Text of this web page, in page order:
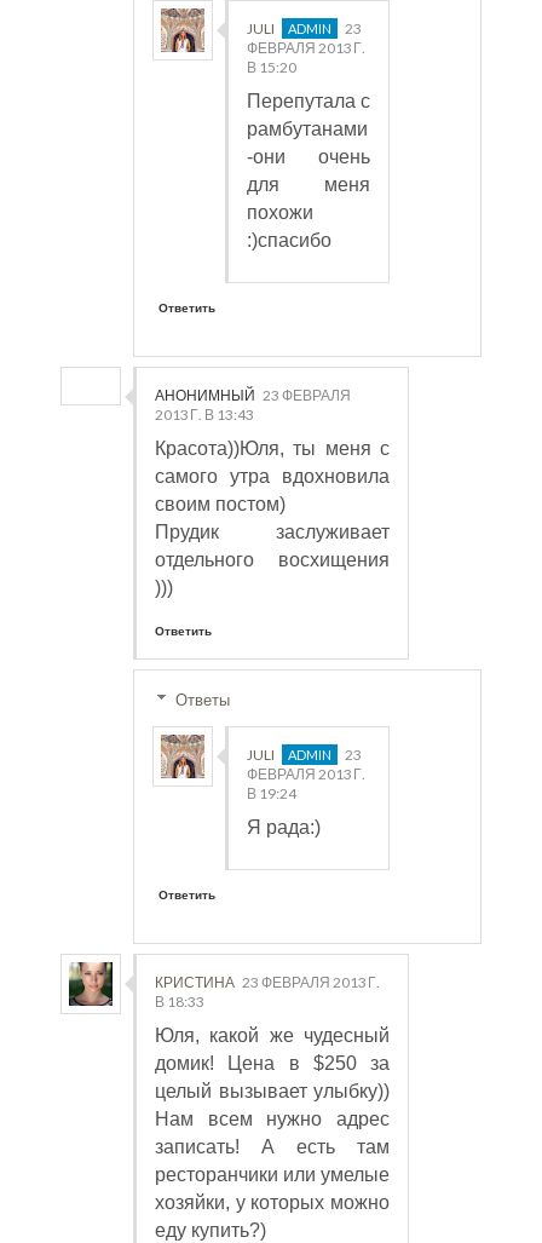
JULI
23
ФЕВРАЛЯ 2013 Г.
В 15:20
Перепутала с
рамбутанами
-они очень
для меня
похожи
:)спасибо
Ответить
АНОНИМНЫЙ 23 ФЕВРАЛЯ
2013 Г. В 13:43
Красота))Юля, ты меня с
самого утра вдохновила
своим постом)
Прудик заслуживает
отдельного восхищения
)))
Ответить
Ответы
JULI
23
ФЕВРАЛЯ 2013 Г.
В 19:24
Я рада:)
Ответить
КРИСТИНА 23 ФЕВРАЛЯ 2013 Г.
В 18:33
Юля, какой же чудесный
домик! Цена в $250 за
целый вызывает улыбку))
Нам всем нужно адрес
записать! А есть там
ресторанчики или умелые
хозяйки, у которых можно
еду купить?)